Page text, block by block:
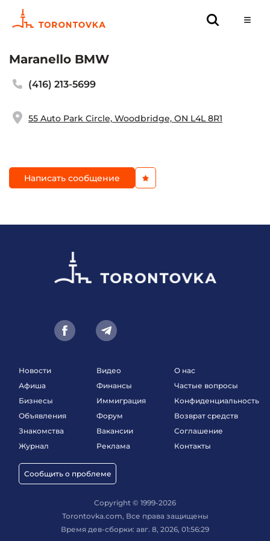
Maranello BMW
(416) 213-5699
55 Auto Park Circle, Woodbridge, ON L4L 8R1
Написать сообщение
Новости
Афиша
Бизнесы
Объявления
Знакомства
Журнал
Сообщить о проблеме
Видео
Финансы
Иммиграция
Форум
Вакансии
Реклама
О нас
Частые вопросы
Конфиденциальность
Возврат средств
Соглашение
Контакты
Copyright © 1999-2026
Torontovka.com, Все права защищены
Время дев-сборки: авг. 8, 2026, 01:56:29